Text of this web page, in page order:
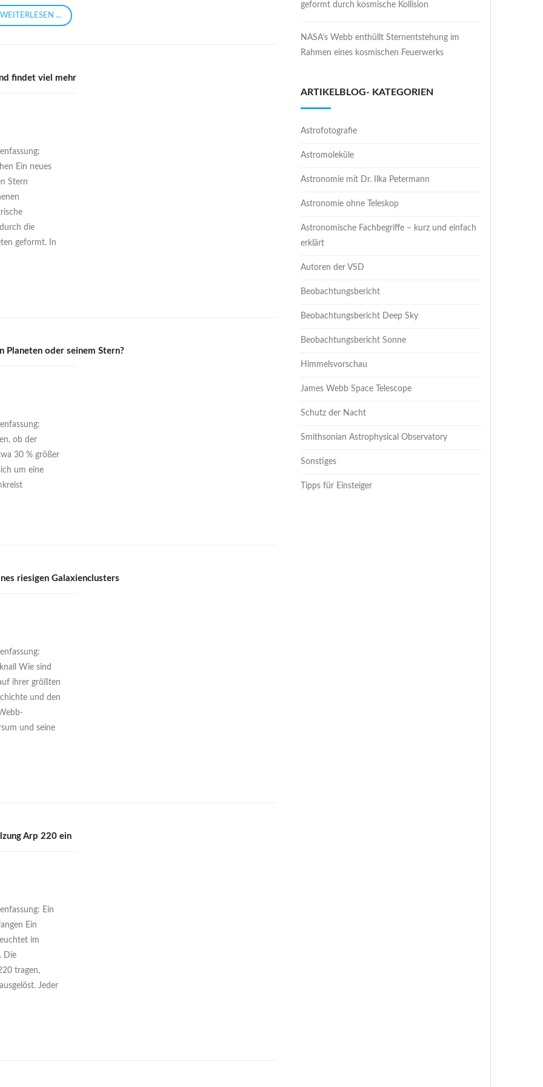
WEITERLESEN …
findet viel mehr
Ein neues
Stern
die
geformt. In
Planeten oder seinem Stern?
ob der
30 % größer
um eine
riesigen Galaxienclusters
Wie sind
ihrer größten
und den
und seine
Arp 220 ein
Ein
Ein
im
Die
tragen,
Jeder
geformt durch kosmische Kollision
NASA’s Webb enthüllt Sternentstehung im
Rahmen eines kosmischen Feuerwerks
ARTIKELBLOG- KATEGORIEN
Astrofotografie
Astromoleküle
Astronomie mit Dr. Ilka Petermann
Astronomie ohne Teleskop
Astronomische Fachbegriffe – kurz und einfach
erklärt
Autoren der VSD
Beobachtungsbericht
Beobachtungsbericht Deep Sky
Beobachtungsbericht Sonne
Himmelsvorschau
James Webb Space Telescope
Schutz der Nacht
Smithsonian Astrophysical Observatory
Sonstiges
Tipps für Einsteiger